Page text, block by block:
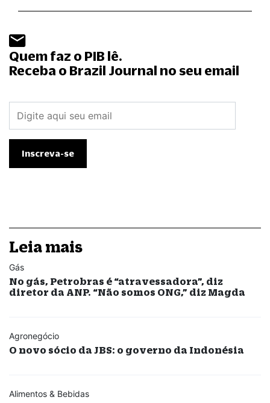
Quem faz o PIB lê.
Receba o Brazil Journal no seu email
Leia mais
Gás
No gás, Petrobras é “atravessadora”, diz
diretor da ANP. “Não somos ONG,” diz Magda
Agronegócio
O novo sócio da JBS: o governo da Indonésia
Alimentos & Bebidas